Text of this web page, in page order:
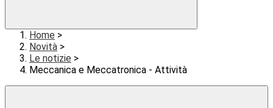
Home >
Novità >
Le notizie >
Meccanica e Meccatronica - Attività